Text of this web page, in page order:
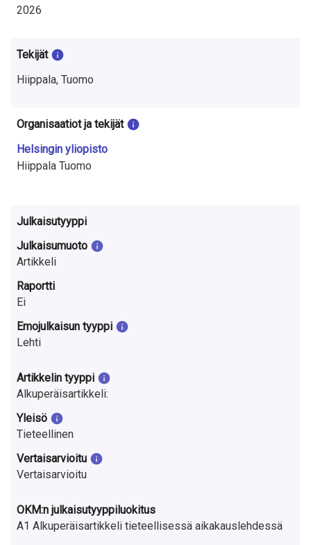
t
k
m
u
s
e
s
t
a
S
u
o
m
e
s
s
a
2026
Tekijät
Hiippala, Tuomo
Organisaatiot ja tekijät
Helsingin yliopisto
Hiippala Tuomo
Julkaisutyyppi
Julkaisumuoto
Artikkeli
Raportti
Ei
Emojulkaisun tyyppi
Lehti
Artikkelin tyyppi
Alkuperäisartikkeli:
Yleisö
Tieteellinen
Vertaisarvioitu
Vertaisarvioitu
OKM:n julkaisutyyppiluokitus
A1 Alkuperäisartikkeli tieteellisessä aikakauslehdessä